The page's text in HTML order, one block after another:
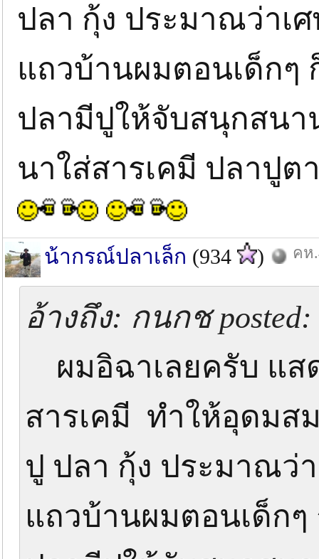
ปลา กุ้ง ประมาณว่าเ
แถวบ้านผมตอนเด็กๆ
ปลามีปูให้จับสนุกสนา
นาใส่สารเคมี ปลาปู
น้ากรณ์ปลาเล็ก (934 ) คห
อ้างถึง: กนกช posted:
ผมอิฉาเลยครับ แส
สารเคมี ทำให้อุดมส
ปู ปลา กุ้ง ประมาณว่
แถวบ้านผมตอนเด็ก